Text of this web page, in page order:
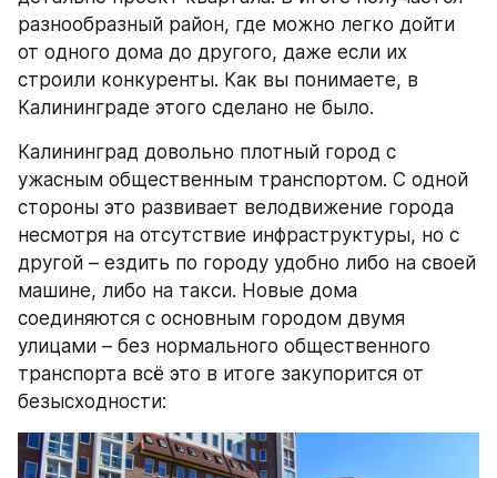
разнообразный район, где можно легко дойти
от одного дома до другого, даже если их
строили конкуренты. Как вы понимаете, в
Калининграде этого сделано не было.
Калининград довольно плотный город с
ужасным общественным транспортом. С одной
стороны это развивает велодвижение города
несмотря на отсутствие инфраструктуры, но с
другой – ездить по городу удобно либо на своей
машине, либо на такси. Новые дома
соединяются с основным городом двумя
улицами – без нормального общественного
транспорта всё это в итоге закупорится от
безысходности: